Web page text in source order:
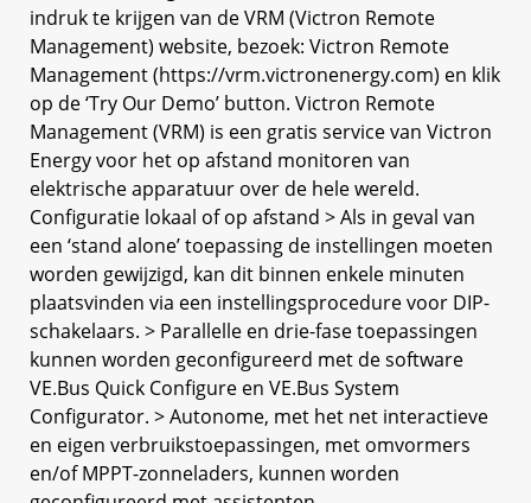
indruk te krijgen van de VRM (Victron Remote
Management) website, bezoek: Victron Remote
Management (https://vrm.victronenergy.com) en klik
op de ‘Try Our Demo’ button. Victron Remote
Management (VRM) is een gratis service van Victron
Energy voor het op afstand monitoren van
elektrische apparatuur over de hele wereld.
Configuratie lokaal of op afstand > Als in geval van
een ‘stand alone’ toepassing de instellingen moeten
worden gewijzigd, kan dit binnen enkele minuten
plaatsvinden via een instellingsprocedure voor DIP-
schakelaars. > Parallelle en drie-fase toepassingen
kunnen worden geconfigureerd met de software
VE.Bus Quick Configure en VE.Bus System
Configurator. > Autonome, met het net interactieve
en eigen verbruikstoepassingen, met omvormers
en/of MPPT-zonneladers, kunnen worden